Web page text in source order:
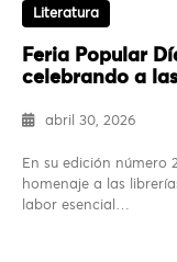
Literatura
Feria Popular
celebrando a
abril 30, 2026
En su edición número
homenaje a las
labor esencial…